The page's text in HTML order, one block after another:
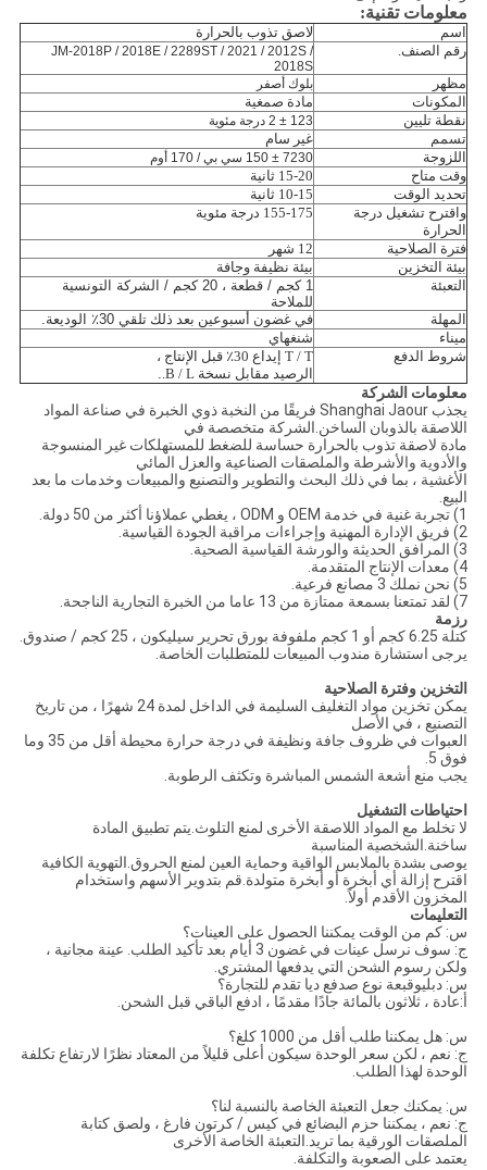
معلومات تقنية:
اسم
لاصق تذوب بالحرارة
رقم الصنف.
JM-2018P / 2018E / 2289ST / 2021 / 2012S /
2018S
مظهر بلوك أصفر
المكونات
مادة صمغية
نقطة تليين
123 ± 2 درجة مئوية
تسمم
غير سام
اللزوجة
7230 ± 150 سي بي / 170 أوم
وقت متاح
15-20 ثانية
تحديد الوقت
10-15 ثانية
واقترح تشغيل درجة
الحرارة
155-175 درجة مئوية
فترة الصلاحية
12 شهر
بيئة التخزين
بيئة نظيفة وجافة
التعبئة
1 كجم / قطعة ، 20 كجم / الشركة التونسية
للملاحة
المهلة
في غضون أسبوعين بعد ذلك تلقي 30٪
الوديعة.
ميناء
شنغهاي
شروط الدفع
T / T إيداع 30٪ قبل الإنتاج ،
الرصيد مقابل نسخة B / L.
.
معلومات الشركة
يجذب Shanghai Jaour فريقًا من النخبة ذوي الخبرة في صناعة المواد
اللاصقة بالذوبان الساخن.الشركة متخصصة في
مادة لاصقة تذوب بالحرارة حساسة للضغط للمستهلكات غير المنسوجة
والأدوية والأشرطة والملصقات الصناعية والعزل المائي
الأغشية ، بما في ذلك البحث والتطوير والتصنيع والمبيعات وخدمات ما بعد
البيع.
1) تجربة غنية في خدمة OEM و ODM ، يغطي عملاؤنا أكثر من 50 دولة.
2) فريق الإدارة المهنية وإجراءات مراقبة الجودة القياسية.
3) المرافق الحديثة والورشة القياسية الصحية.
4) معدات الإنتاج المتقدمة.
5) نحن نملك 3 مصانع فرعية.
7) لقد تمتعنا بسمعة ممتازة من 13 عاما من الخبرة التجارية الناجحة.
رزمة
كتلة 6.25 كجم أو 1 كجم ملفوفة بورق تحرير سيليكون ، 25 كجم / صندوق.
يرجى استشارة مندوب المبيعات للمتطلبات الخاصة.
التخزين وفترة الصلاحية
يمكن تخزين مواد التغليف السليمة في الداخل لمدة 24 شهرًا ، من تاريخ
التصنيع ، في الأصل
العبوات في ظروف جافة ونظيفة في درجة حرارة محيطة أقل من 35 وما
فوق 5.
يجب منع أشعة الشمس المباشرة وتكثف الرطوبة.
احتياطات التشغيل
لا تخلط مع المواد اللاصقة الأخرى لمنع التلوث.يتم تطبيق المادة
ساخنة.الشخصية المناسبة
يوصى بشدة بالملابس الواقية وحماية العين لمنع الحروق.التهوية الكافية
اقترح إزالة أي أبخرة أو أبخرة متولدة.قم بتدوير الأسهم واستخدام
المخزون الأقدم أولاً.
التعليمات
س: كم من الوقت يمكننا الحصول على العينات؟
ج: سوف نرسل عينات في غضون 3 أيام بعد تأكيد الطلب. عينة مجانية ،
ولكن رسوم الشحن التي يدفعها المشتري.
س: دبليوقبعة نوع صدفعديا تقدم للتجارة؟
أ:عادة ، ثلاثون بالمائة جادًا مقدمًا ، ادفع الباقي قبل الشحن.
س: هل يمكننا طلب أقل من 1000 كلغ؟
ج: نعم ، لكن سعر الوحدة سيكون أعلى قليلاً من المعتاد نظرًا لارتفاع تكلفة
الوحدة لهذا الطلب.
س: يمكنك جعل التعبئة الخاصة بالنسبة لنا؟
ج: نعم ، يمكننا حزم البضائع في كيس / كرتون فارغ ، ولصق كتابة
الملصقات الورقية بما تريد.التعبئة الخاصة الأخرى
يعتمد على الصعوبة والتكلفة.